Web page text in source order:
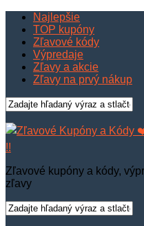
Najlepšie
TOP kupóny
Zľavové kódy
Výpredaje
Zľavy a akcie
Zľavy na prvý nákup
Zľavové kupóny a kódy,
zľavy